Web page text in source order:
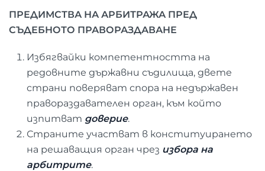
ПРЕДИМСТВА НА АРБИТРАЖА ПРЕД
СЪДЕБНОТО ПРАВОРАЗДАВАНЕ
Избягвайки компетентността на
редовните държавни съдилища, двете
страни поверяват спора на недържавен
правораздавателен орган, към който
изпитват доверие.
Страните участват в конституирането
на решаващия орган чрез избора на
арбитрите.